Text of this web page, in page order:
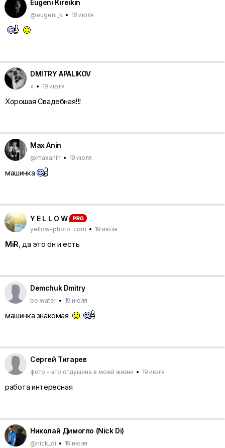
Eugeni Kireikin
@eugeni_k • 18 июля
DMITRY APALIKOV
х • 19 июля
Хорошая Свадебная!!!
Max Anin
@maxanin • 19 июля
машинка
Y E L L O W
yellow-photo. com • 19 июля
MiR, да это он и есть
Demchuk Dmitry
be water • 19 июля
машинка знакомая
Сергей Тигарев
фото - это отдушина в моей жизни • 19 июля
работа интересная
Николай Димогло (Nick Di)
@nick_di • 19 июля